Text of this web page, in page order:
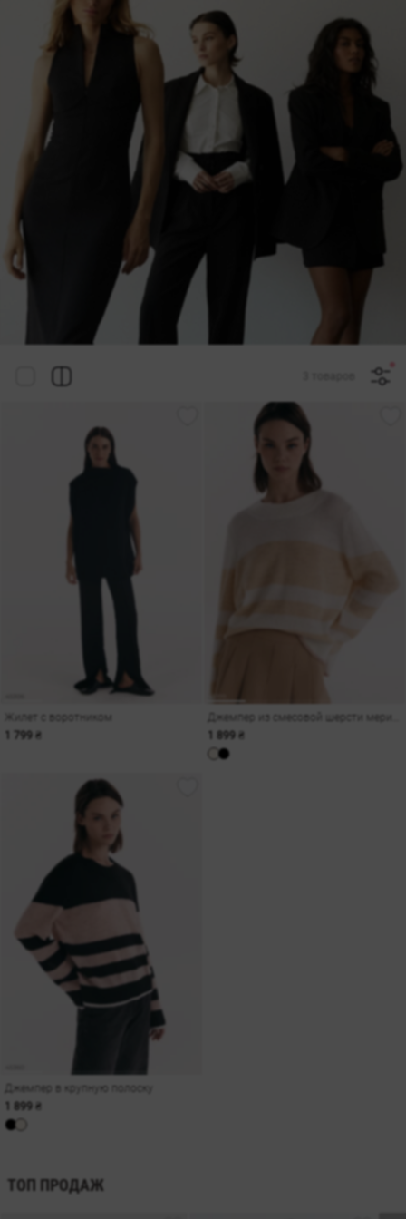
Жилет с воротником
1 799 ₴
1 899 ₴
Джемпер в крупную полоску
1 899 ₴
ТОП ПРОДАЖ